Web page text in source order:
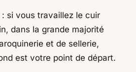
si vous travaillez le cuir
dans la grande majorité
et de sellerie,
est votre point de départ.